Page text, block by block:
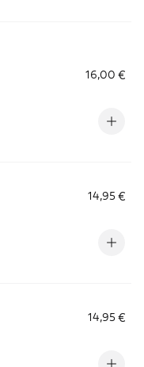
16,00 €
14,95 €
14,95 €